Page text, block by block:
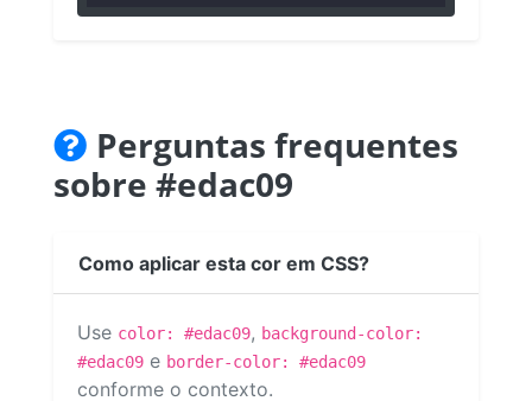
Perguntas frequentes
sobre #edac09
Como aplicar esta cor em CSS?
Use color: #edac09, background-color:
#edac09 e border-color: #edac09
conforme o contexto.